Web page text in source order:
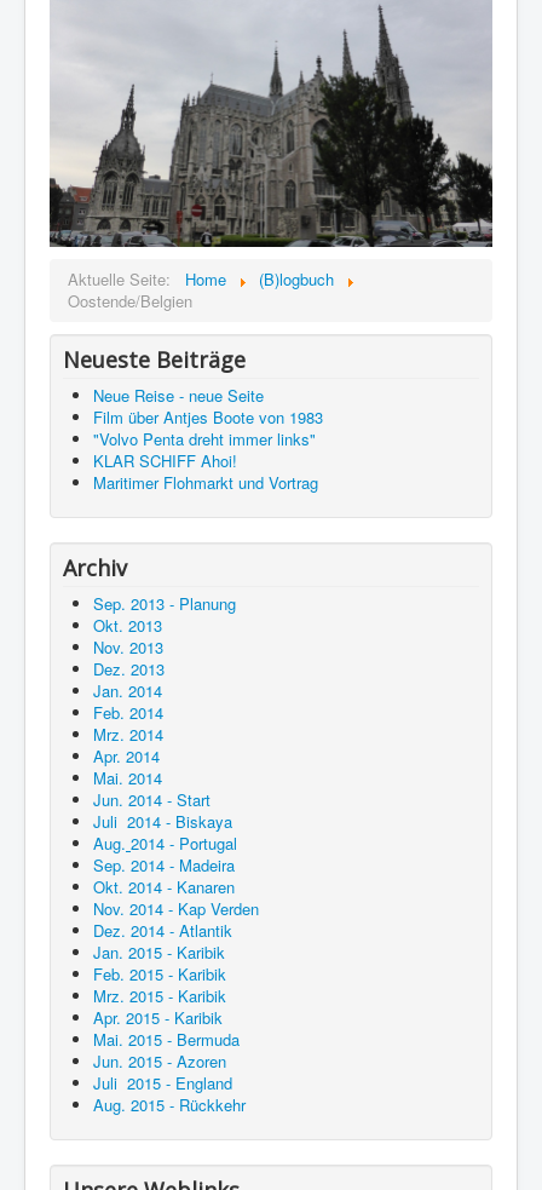
Aktuelle Seite: Home
(B)logbuch
Oostende/Belgien
Neueste Beiträge
Neue Reise - neue Seite
Film über Antjes Boote von 1983
"Volvo Penta dreht immer links"
KLAR SCHIFF Ahoi!
Maritimer Flohmarkt und Vortrag
Archiv
Sep. 2013 - Planung
Okt. 2013
Nov. 2013
Dez. 2013
Jan. 2014
Feb. 2014
Mrz. 2014
Apr. 2014
Mai. 2014
Jun. 2014 - Start
Juli 2014 - Biskaya
Aug. 2014 - Portugal
Sep. 2014 - Madeira
Okt. 2014 - Kanaren
Nov. 2014 - Kap Verden
Dez. 2014 - Atlantik
Jan. 2015 - Karibik
Feb. 2015 - Karibik
Mrz. 2015 - Karibik
Apr. 2015 - Karibik
Mai. 2015 - Bermuda
Jun. 2015 - Azoren
Juli 2015 - England
Aug. 2015 - Rückkehr